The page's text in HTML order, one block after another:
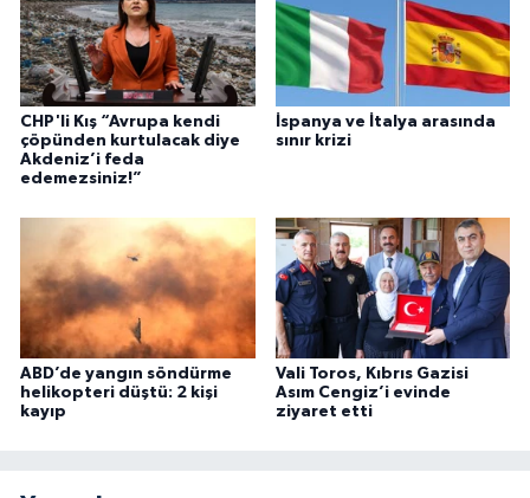
CHP'li Kış “Avrupa kendi
çöpünden kurtulacak diye
Akdeniz’i feda
edemezsiniz!”
İspanya ve İtalya arasında
sınır krizi
ABD’de yangın söndürme
helikopteri düştü: 2 kişi
kayıp
Vali Toros, Kıbrıs Gazisi
Asım Cengiz’i evinde
ziyaret etti